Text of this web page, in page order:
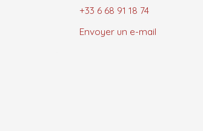
+33 6 68 91 18 74
Envoyer un e-mail